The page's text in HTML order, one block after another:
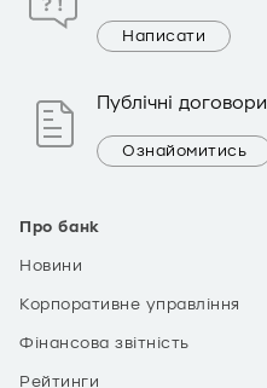
Про банк
Новини
Корпоративне управління
Фінансова звітність
Рейтинги
Написати
Публічні договори
Ознайомитись